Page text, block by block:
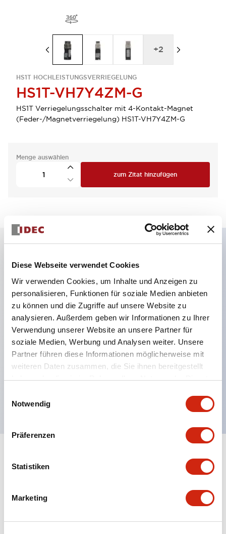
Diese Webseite verwendet Cookies
Wir verwenden Cookies, um Inhalte und Anzeigen zu
personalisieren, Funktionen für soziale Medien anbieten
zu können und die Zugriffe auf unsere Website zu
analysieren. Außerdem geben wir Informationen zu Ihrer
Verwendung unserer Website an unsere Partner für
soziale Medien, Werbung und Analysen weiter. Unsere
Partner führen diese Informationen möglicherweise mit
weiteren Daten zusammen, die Sie ihnen bereitgestellt
haben oder die sie im Rahmen Ihrer Nutzung der Dienste
Notwendig
Präferenzen
Statistiken
Marketing
HS1T HOCHLEISTUNGSVERRIEGELUNG
HS1T-VH7Y4ZM-G
HS1T Verriegelungsschalter mit 4-Kontakt-Magnet
(Feder-/Magnetverriegelung) HS1T-VH7Y4ZM-G
+2
Menge auswählen
zum Zitat hinzufügen
Hauptmerkmale
4 Kontakte 1NC und 3NC, Magnetverriegelung
Kleinste Baugröße in der Branche mit 5000N
Verriegelungskraft
Federklemmanschluss verhindert das Lockern der
Drähte
Energieeffizienter Magnetverbrauch von 200mA
Modelle mit Magnetverriegelung und
Alle erweitern+